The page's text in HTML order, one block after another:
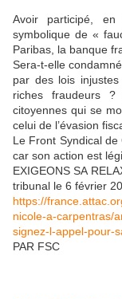
Avoir participé,
symbolique de «
Paribas, la banque
Sera-t-elle
par des lois
riches fraudeurs
citoyennes qui se
celui de l’évasion
Le Front Syndical de
car son action est
EXIGEONS SA
tribunal le 6 février
https://
nicole-a-carpentras/
signez-l-appel-pour-
PAR FSC